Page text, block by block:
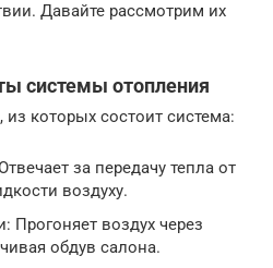
Давайте рассмотрим их
системы отопления
которых состоит система:
за передачу тепла от
воздуху.
Прогоняет воздух через
обдув салона.